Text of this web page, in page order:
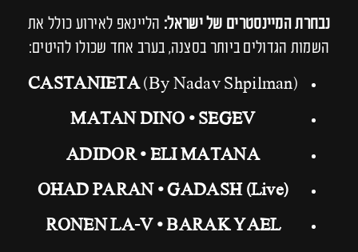
נבחרת המיינסטרים של ישראל: הליינאפ לאירוע כולל את
השמות הגדולים ביותר בסצנה, בערב אחד שכולו להיטים:
CASTANIETA(By Nadav Shpilman)
MATAN DINO • SEGEV
ADIDOR • ELI MATANA
OHAD PARAN • GADASH (Live)
RONEN LA-V • BARAK YAEL